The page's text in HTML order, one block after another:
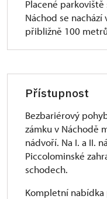
Placené
Náchod se
přibližně 100
Přístupnost
Bezbariérový
zámku v Náchodě
nádvoří. Na I. a II.
Piccolominské
schodech.
Kompletní nabídka